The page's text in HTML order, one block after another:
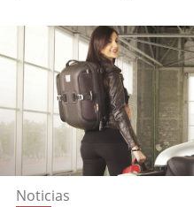
Noticias